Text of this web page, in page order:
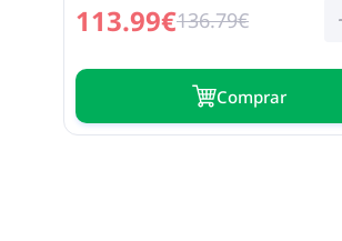
113.99€136.79€
Сomprar